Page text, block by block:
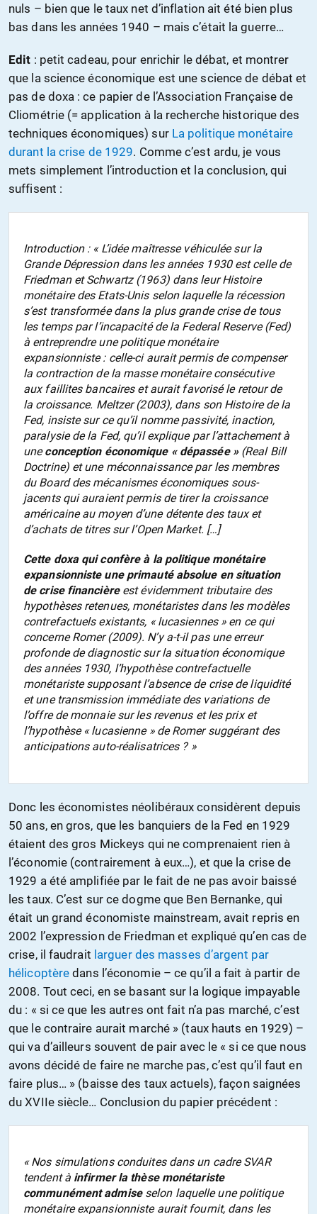
nuls – bien que le taux net d’inflation ait été bien plus
bas dans les années 1940 – mais c’était la guerre…
Edit : petit cadeau, pour enrichir le débat, et montrer
que la science économique est une science de débat et
pas de doxa : ce papier de l’Association Française de
Cliométrie (= application à la recherche historique des
techniques économiques) sur La politique monétaire
durant la crise de 1929. Comme c’est ardu, je vous
mets simplement l’introduction et la conclusion, qui
suffisent :
Introduction : « L’idée maîtresse véhiculée sur la
Grande Dépression dans les années 1930 est celle de
Friedman et Schwartz (1963) dans leur Histoire
monétaire des Etats-Unis selon laquelle la récession
s’est transformée dans la plus grande crise de tous
les temps par l’incapacité de la Federal Reserve (Fed)
à entreprendre une politique monétaire
expansionniste : celle-ci aurait permis de compenser
la contraction de la masse monétaire consécutive
aux faillites bancaires et aurait favorisé le retour de
la croissance. Meltzer (2003), dans son Histoire de la
Fed, insiste sur ce qu’il nomme passivité, inaction,
paralysie de la Fed, qu’il explique par l’attachement à
uneconception économique « dépassée »(Real Bill
Doctrine) et une méconnaissance par les membres
du Board des mécanismes économiques sous-
jacents qui auraient permis de tirer la croissance
américaine au moyen d’une détente des taux et
d’achats de titres sur l’Open Market. […]
Cette doxa qui confère à la politique monétaire
expansionniste une primauté absolue en situation
de crise financièreest évidemment tributaire des
hypothèses retenues, monétaristes dans les modèles
contrefactuels existants, « lucasiennes » en ce qui
concerne Romer (2009). N’y a-t-il pas une erreur
profonde de diagnostic sur la situation économique
des années 1930, l’hypothèse contrefactuelle
monétariste supposant l’absence de crise de liquidité
et une transmission immédiate des variations de
l’offre de monnaie sur les revenus et les prix et
l’hypothèse « lucasienne » de Romer suggérant des
anticipations auto-réalisatrices ? »
Donc les économistes néolibéraux considèrent depuis
50 ans, en gros, que les banquiers de la Fed en 1929
étaient des gros Mickeys qui ne comprenaient rien à
l’économie (contrairement à eux…), et que la crise de
1929 a été amplifiée par le fait de ne pas avoir baissé
les taux. C’est sur ce dogme que Ben Bernanke, qui
était un grand économiste mainstream, avait repris en
2002 l’expression de Friedman et expliqué qu’en cas de
crise, il faudrait larguer des masses d’argent par
hélicoptère dans l’économie – ce qu’il a fait à partir de
2008. Tout ceci, en se basant sur la logique impayable
du : « si ce que les autres ont fait n’a pas marché, c’est
que le contraire aurait marché » (taux hauts en 1929) –
qui va d’ailleurs souvent de pair avec le « si ce que nous
avons décidé de faire ne marche pas, c’est qu’il faut en
faire plus… » (baisse des taux actuels), façon saignées
du XVIIe siècle… Conclusion du papier précédent :
« Nos simulations conduites dans un cadre SVAR
tendent à infirmer la thèse monétariste
communément admiseselon laquelle une politique
monétaire expansionniste aurait fournit, dans les